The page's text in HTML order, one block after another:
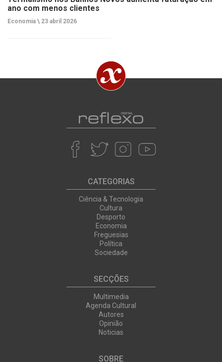
ano com menos clientes
Economia \ 23 abril 2026
CATEGORIAS
Ciência & Tecnologia
Cultura
Desporto
Economia
Freguesias
Política
Sociedade
SECÇÕES
Multimedia
Agenda Cultural
Autores
Opinião
Noticias
SOBRE